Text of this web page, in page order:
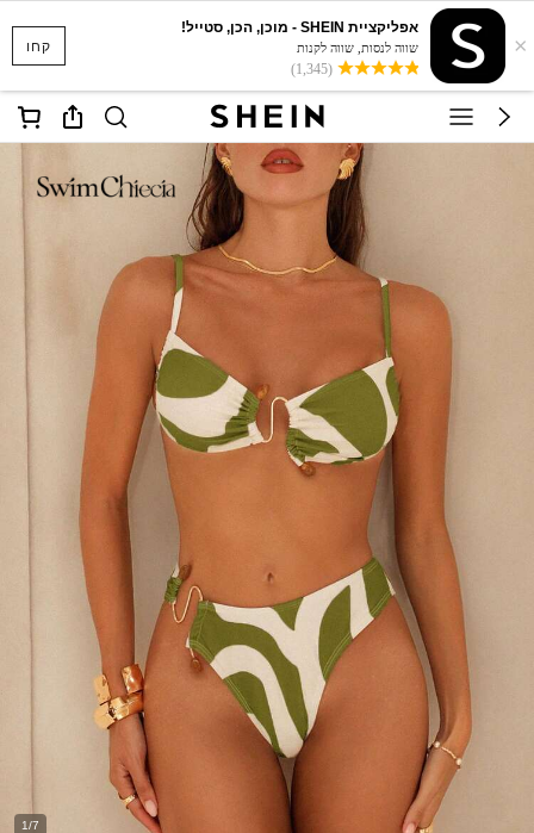
קחו ×
אפליקציית SHEIN - מוכן, הכן, סטייל!
שווה לנסות, שווה לקנות
(1,345)
1/7